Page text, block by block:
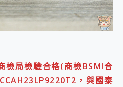
檢局檢驗合格(商檢BSMI合
，與國泰